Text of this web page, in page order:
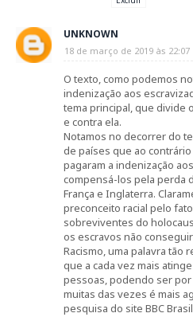
UNKNOWN
18 de março de 2019 às 22:07
O texto, como podemos
indenização aos
tema principal, que divide
e contra ela.
Notamos no decorrer do
de países que ao
pagaram a indenização
compensá-los pela perda
França e Inglaterra.
preconceito racial pelo
sobreviventes do
os escravos não
Racismo, uma palavra tão
que a cada vez mais
pessoas, podendo ser
muitas das vezes é mais
pesquisa do site BBC